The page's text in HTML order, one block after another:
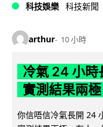
科技娛樂 科技新聞
arthur 10 小時
冷氣 24 小時
實測結果兩
你信唔信冷氣長開 24